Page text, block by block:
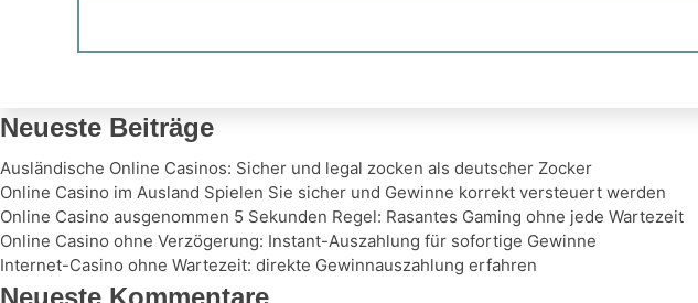
Neueste Beiträge
Ausländische Online Casinos: Sicher und legal zocken als deutscher Zocker
Online Casino im Ausland Spielen Sie sicher und Gewinne korrekt versteuert werden
Online Casino ausgenommen 5 Sekunden Regel: Rasantes Gaming ohne jede Wartezeit
Online Casino ohne Verzögerung: Instant-Auszahlung für sofortige Gewinne
Internet-Casino ohne Wartezeit: direkte Gewinnauszahlung erfahren
Neueste Kommentare